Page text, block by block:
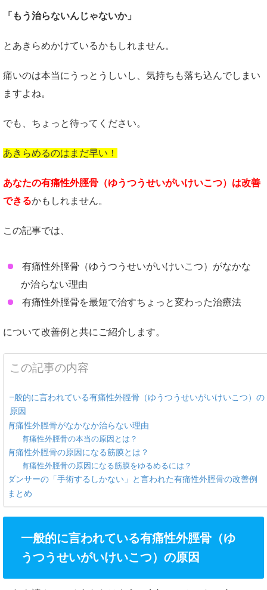
「もう治らないんじゃないか」
とあきらめかけているかもしれません。
痛いのは本当にうっとうしいし、気持ちも落ち込んでしまい
ますよね。
でも、ちょっと待ってください。
あきらめるのはまだ早い！
あなたの有痛性外脛骨（ゆうつうせいがいけいこつ）は改善
できるかもしれません。
この記事では、
有痛性外脛骨（ゆうつうせいがいけいこつ）がなかな
か治らない理由
有痛性外脛骨を最短で治すちょっと変わった治療法
について改善例と共にご紹介します。
この記事の内容
一般的に言われている有痛性外脛骨（ゆうつうせいがいけいこつ）の
原因
有痛性外脛骨がなかなか治らない理由
有痛性外脛骨の本当の原因とは？
有痛性外脛骨の原因になる筋膜とは？
有痛性外脛骨の原因になる筋膜をゆるめるには？
ダンサーの「手術するしかない」と言われた有痛性外脛骨の改善例
まとめ
一般的に言われている有痛性外脛骨（ゆ
うつうせいがいけいこつ）の原因